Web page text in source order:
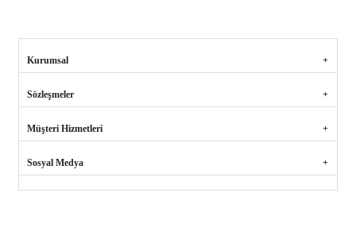
Kurumsal
Sözleşmeler
Müşteri Hizmetleri
Sosyal Medya